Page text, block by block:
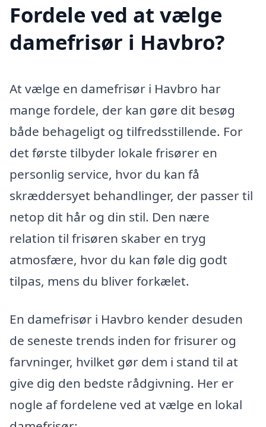
Fordele ved at vælge
damefrisør i Havbro?
At vælge en damefrisør i Havbro har
mange fordele, der kan gøre dit besøg
både behageligt og tilfredsstillende. For
det første tilbyder lokale frisører en
personlig service, hvor du kan få
skræddersyet behandlinger, der passer til
netop dit hår og din stil. Den nære
relation til frisøren skaber en tryg
atmosfære, hvor du kan føle dig godt
tilpas, mens du bliver forkælet.
En damefrisør i Havbro kender desuden
de seneste trends inden for frisurer og
farvninger, hvilket gør dem i stand til at
give dig den bedste rådgivning. Her er
nogle af fordelene ved at vælge en lokal